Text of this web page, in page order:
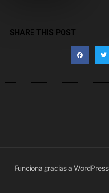
SHARE THIS POST
Funciona gracias a WordPress